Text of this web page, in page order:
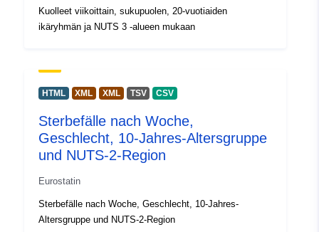
Estonia
France
Montenegro
Bulgaria
Czechia
European Union
United Kingdom
Kuolleet viikoittain, sukupuolen, 20-vuotiaiden
ikäryhmän ja NUTS 3 -alueen mukaan
HTML XML XML TSV CSV
Sterbefälle nach Woche,
Geschlecht, 10-Jahres-Altersgruppe
und NUTS-2-Region
Eurostatin
Sterbefälle nach Woche, Geschlecht, 10-Jahres-
Altersgruppe und NUTS-2-Region